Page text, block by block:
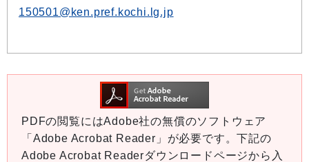
150501@ken.pref.kochi.lg.jp
PDFの閲覧にはAdobe社の無償のソフトウェア
「Adobe Acrobat Reader」が必要です。下記の
Adobe Acrobat Readerダウンロードページから入